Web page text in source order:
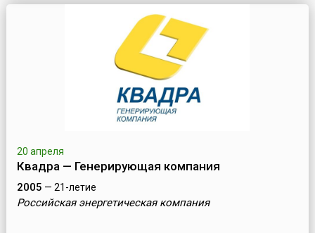
20 апреля
Квадра — Генерирующая компания
2005 — 21-летие
Российская энергетическая компания